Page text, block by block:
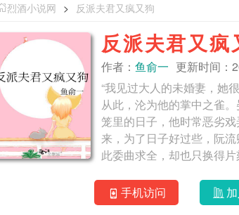
烈酒小说网 > 反派夫君又疯又狗
反派夫君又疯
作者： 鱼俞一 更新时间：
“我见过大人的未婚妻，她
从此，沦为他的掌中之雀
笼里的日子，他时常恶劣
来，为了日子好过些，阮
此委曲求全，却也只换得
那个疯子囚困在了深山木
洗亵衣亵裤，稍有不如意
手机访问